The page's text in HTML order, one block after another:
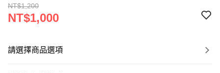
NT$1,200
NT$1,000
請選擇商品選項